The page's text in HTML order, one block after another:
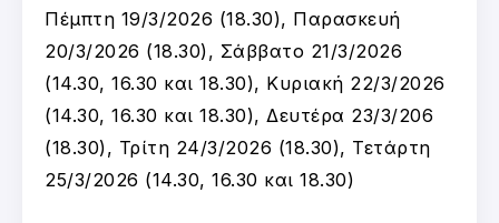
Πέμπτη 19/3/2026 (18.30), Παρασκευή
20/3/2026 (18.30), Σάββατο 21/3/2026
(14.30, 16.30 και 18.30), Κυριακή 22/3/2026
(14.30, 16.30 και 18.30), Δευτέρα 23/3/206
(18.30), Τρίτη 24/3/2026 (18.30), Τετάρτη
25/3/2026 (14.30, 16.30 και 18.30)